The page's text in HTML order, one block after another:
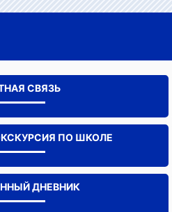
СВЯЗЬ
ПО ШКОЛЕ
ДНЕВНИК